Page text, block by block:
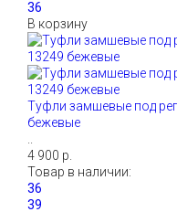
В корзину
Туфли замшевые под
бежевые
4 900 р.
Товар в наличии: